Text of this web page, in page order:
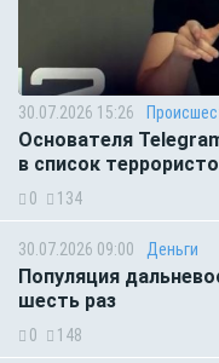
30.07.2026 15:26
Основателя
в список
0 134
30.07.2026 09:00 Деньги
Популяция
шесть раз
0 148